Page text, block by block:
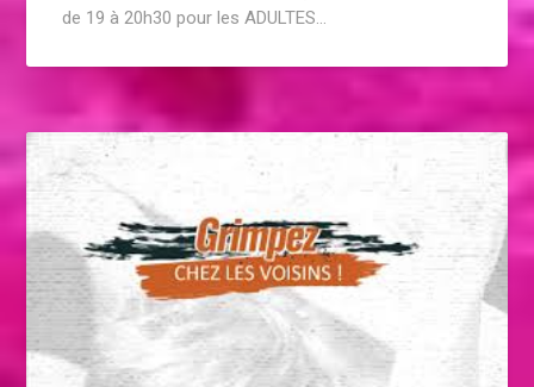
de 19 à 20h30 pour les ADULTES…